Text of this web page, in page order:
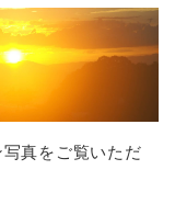
真をご覧いただ